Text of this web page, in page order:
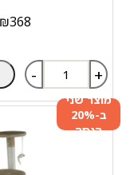
₪368
- +
מוצר שני
ב-20%
הנחה